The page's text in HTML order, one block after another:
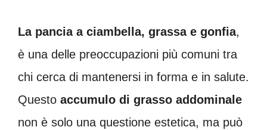
La pancia a ciambella, grassa e gonfia,
è una delle preoccupazioni più comuni tra
chi cerca di mantenersi in forma e in salute.
Questo accumulo di grasso addominale
non è solo una questione estetica, ma può